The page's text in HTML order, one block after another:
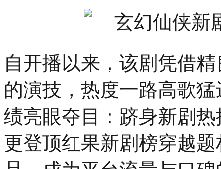
自开播以来，该剧凭借
的演技，热度一路高歌
绩亮眼夺目：跻身新剧
更登顶红果新剧榜穿越